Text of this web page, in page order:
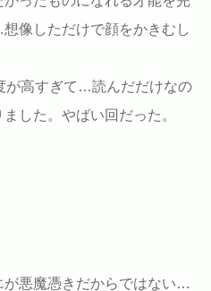
像しただけで顔をかきむし
が高すぎて…読んだだけなの
した。やばい回だった。
が悪魔憑きだからではない…